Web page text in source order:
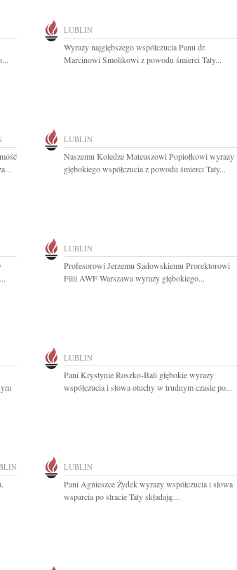
LUBLIN
Wyrazy najgłębszego współczucia Panu dr.
Marcinowi Smolikowi z powodu śmierci Taty...
LUBLIN
Naszemu Koledze Mateuszowi Popiołkowi wyrazy
głębokiego współczucia z powodu śmierci Taty...
LUBLIN
Profesorowi Jerzemu Sadowskiemu Prorektorowi
Filii AWF Warszawa wyrazy głębokiego...
LUBLIN
Pani Krystynie Roszko-Bali głębokie wyrazy
współczucia i słowa otuchy w trudnym czasie po...
LUBLIN
Pani Agnieszce Żydek wyrazy współczucia i słowa
wsparcia po stracie Taty składają:...